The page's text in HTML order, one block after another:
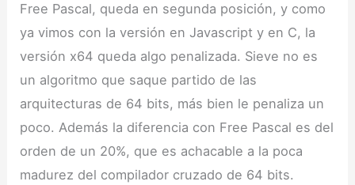
Free Pascal, queda en segunda posición, y como
ya vimos con la versión en Javascript y en C, la
versión x64 queda algo penalizada. Sieve no es
un algoritmo que saque partido de las
arquitecturas de 64 bits, más bien le penaliza un
poco. Además la diferencia con Free Pascal es del
orden de un 20%, que es achacable a la poca
madurez del compilador cruzado de 64 bits.